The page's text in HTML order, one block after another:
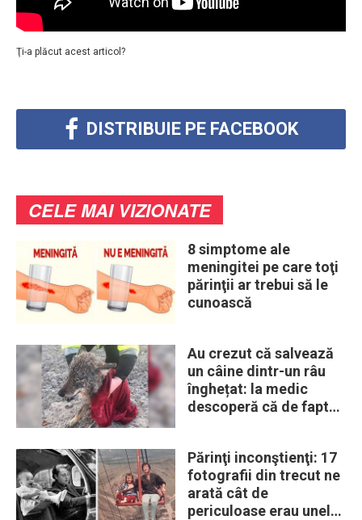
Ţi-a plăcut acest articol?
DISTRIBUIE PE FACEBOOK
CELE MAI VIZIONATE
8 simptome ale
meningitei pe care toţi
părinţii ar trebui să le
cunoască
Au crezut că salvează
un câine dintr-un râu
înghețat: la medic
descoperă că de fapt
Părinţi inconştienţi: 17
fotografii din trecut ne
arată cât de
periculoase erau unele